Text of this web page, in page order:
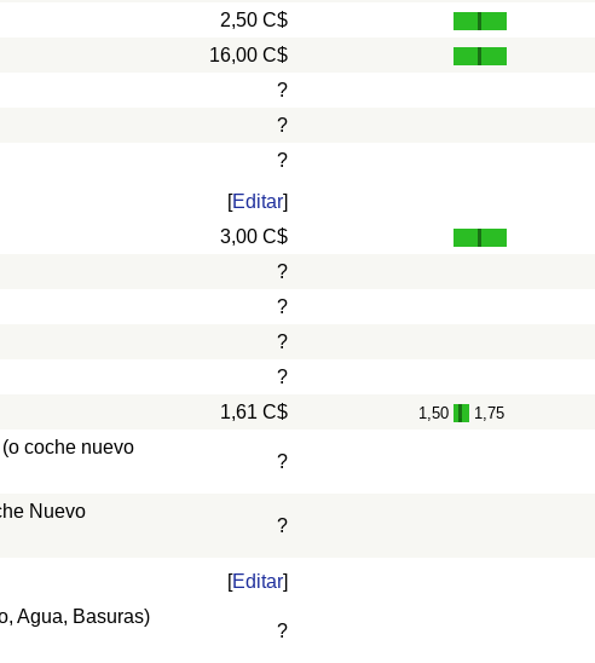
2,50 C$
16,00 C$
?
?
?
[Editar]
3,00 C$
?
?
?
?
1,61 C$ 1,50 - 1,75
coche nuevo
?
Nuevo
?
[Editar]
Agua, Basuras)
?